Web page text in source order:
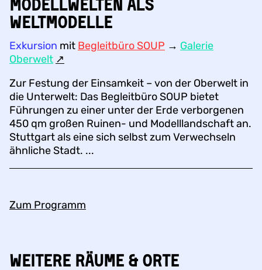
Modellwelten als
Weltmodelle
Exkursion mit Begleitbüro SOUP → Galerie
Oberwelt ↗︎
Zur Festung der Einsamkeit – von der Oberwelt in
die Unterwelt: Das Begleitbüro SOUP bietet
Führungen zu einer unter der Erde verborgenen
450 qm großen Ruinen- und Modelllandschaft an.
Stuttgart als eine sich selbst zum Verwechseln
ähnliche Stadt. ...
Zum Programm
Weitere Räume & Orte